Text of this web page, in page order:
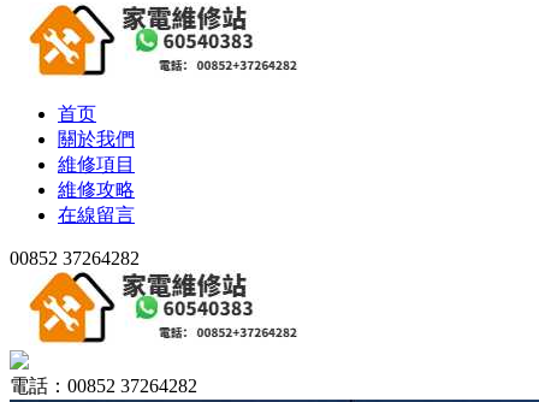
首页
關於我們
維修項目
維修攻略
在線留言
00852 37264282
電話：00852 37264282